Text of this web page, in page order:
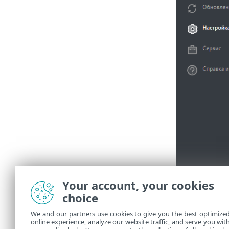
Your account, your cookies
choice
We and our partners use cookies to give you the best
online experience, analyze our website traffic, and serve you